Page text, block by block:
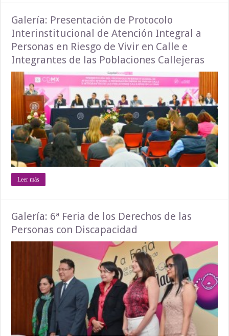
Galería: Presentación de Protocolo
Interinstitucional de Atención Integral a
Personas en Riesgo de Vivir en Calle e
Integrantes de las Poblaciones Callejeras
Leer más
Galería: 6ª Feria de los Derechos de las
Personas con Discapacidad